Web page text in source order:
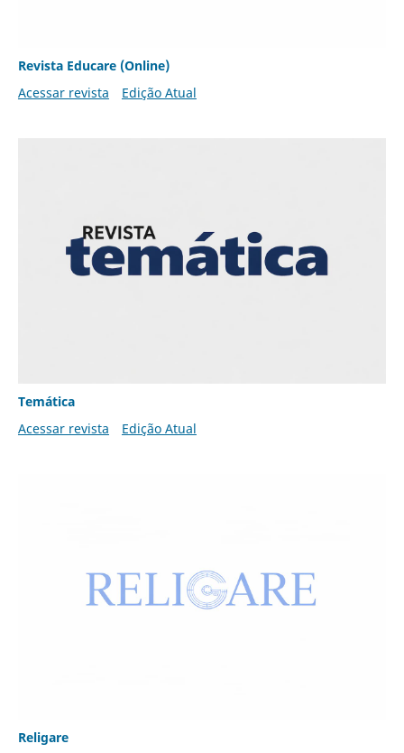
Revista Educare (Online)
Acessar revista
Edição Atual
Temática
Acessar revista
Edição Atual
Religare